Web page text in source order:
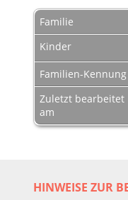
Familie
Kinder
Familien-Kennung
Zuletzt bearbeitet
am
HINWEISE ZUR